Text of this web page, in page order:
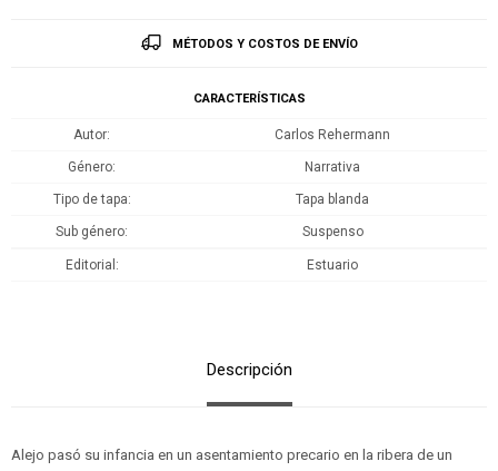
MÉTODOS Y COSTOS DE ENVÍO
CARACTERÍSTICAS
Autor Carlos Rehermann
Género Narrativa
Tipo de tapa Tapa blanda
Sub género Suspenso
Editorial Estuario
Descripción
Alejo pasó su infancia en un asentamiento precario en la ribera de un